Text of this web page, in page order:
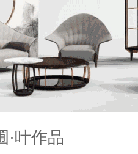
叶作品